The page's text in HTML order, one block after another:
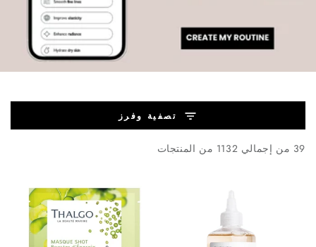
تصفية وفرز
39 من إجمالي 1132 من المنتجات